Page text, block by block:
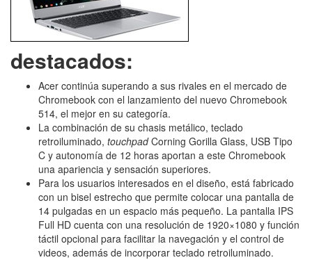
destacados:
Acer continúa superando a sus rivales en el mercado de
Chromebook con el lanzamiento del nuevo Chromebook
514, el mejor en su categoría.
La combinación de su chasis metálico, teclado
retroiluminado, touchpadCorning Gorilla Glass, USB Tipo
C y autonomía de 12 horas aportan a este Chromebook
una apariencia y sensación superiores.
Para los usuarios interesados en el diseño, está fabricado
con un bisel estrecho que permite colocar una pantalla de
14 pulgadas en un espacio más pequeño. La pantalla IPS
Full HD cuenta con una resolución de 1920×1080 y función
táctil opcional para facilitar la navegación y el control de
videos, además de incorporar teclado retroiluminado.